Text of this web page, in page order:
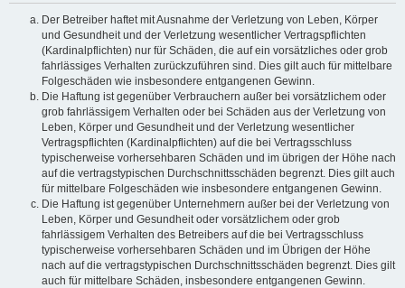
Der Betreiber haftet mit Ausnahme der Verletzung von Leben, Körper
und Gesundheit und der Verletzung wesentlicher Vertragspflichten
(Kardinalpflichten) nur für Schäden, die auf ein vorsätzliches oder grob
fahrlässiges Verhalten zurückzuführen sind. Dies gilt auch für mittelbare
Folgeschäden wie insbesondere entgangenen Gewinn.
Die Haftung ist gegenüber Verbrauchern außer bei vorsätzlichem oder
grob fahrlässigem Verhalten oder bei Schäden aus der Verletzung von
Leben, Körper und Gesundheit und der Verletzung wesentlicher
Vertragspflichten (Kardinalpflichten) auf die bei Vertragsschluss
typischerweise vorhersehbaren Schäden und im übrigen der Höhe nach
auf die vertragstypischen Durchschnittsschäden begrenzt. Dies gilt auch
für mittelbare Folgeschäden wie insbesondere entgangenen Gewinn.
Die Haftung ist gegenüber Unternehmern außer bei der Verletzung von
Leben, Körper und Gesundheit oder vorsätzlichem oder grob
fahrlässigem Verhalten des Betreibers auf die bei Vertragsschluss
typischerweise vorhersehbaren Schäden und im Übrigen der Höhe
nach auf die vertragstypischen Durchschnittsschäden begrenzt. Dies gilt
auch für mittelbare Schäden, insbesondere entgangenen Gewinn.